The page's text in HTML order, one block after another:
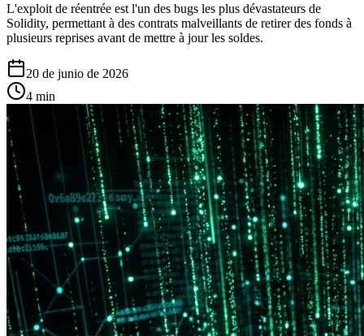
L'exploit de réentrée est l'un des bugs les plus dévastateurs de
Solidity, permettant à des contrats malveillants de retirer des fonds à
plusieurs reprises avant de mettre à jour les soldes.
20 de junio de 2026
4 min